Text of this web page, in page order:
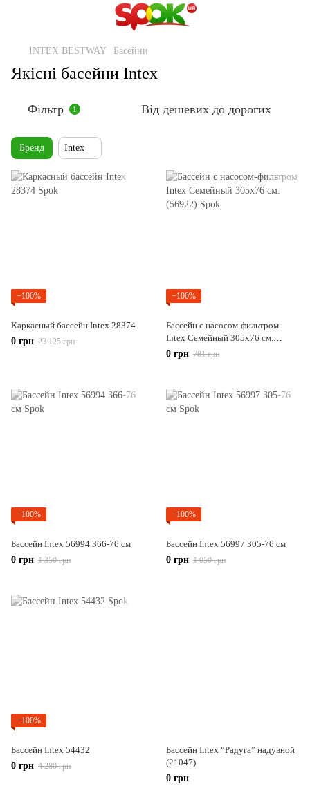
INTEX BESTWAY Басейни
Якісні басейни Intex
Фільтр 1 Від дешевих до дорогих
Бренд Intex
−100%
Каркасный бассейн Intex 28374
0 грн 23 125 грн
−100%
Бассейн с насосом-фильтром
Intex Семейный 305х76 см.
(56922)
0 грн 781 грн
−100%
Бассейн Intex 56994 366-76 см
0 грн 1 350 грн
−100%
Бассейн Intex 56997 305-76 см
0 грн 1 050 грн
−100%
Бассейн Intex 54432
0 грн 4 280 грн
Бассейн Intex “Радуга” надувной
(21047)
0 грн